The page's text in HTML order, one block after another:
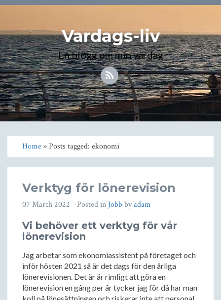
Vardags-liv
En blogg om min vardag
Toggle
navigation
Home» Posts tagged: ekonomi
Verktyg för lönerevision
07 March 2022 - Posted in Jobbbyadam
Vi behöver ett verktyg för vår
lönerevision
Jag arbetar som ekonomiassistent på företaget och
inför hösten 2021 så är det dags för den årliga
lönerevisionen. Det är är rimligt att göra en
lönerevision en gång per år tycker jag för då har man